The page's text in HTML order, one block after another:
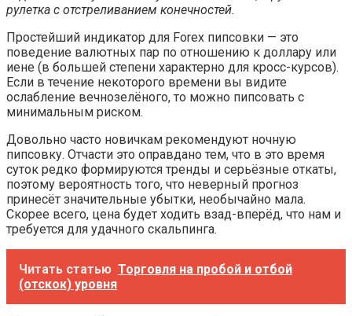
рулетка с отстреливанием конечностей.
Простейший индикатор для Forex пипсовки — это
поведение валютных пар по отношению к доллару или
иене (в большей степени характерно для кросс-курсов).
Если в течение некоторого времени вы видите
ослабление вечнозелёного, то можно пипсовать с
минимальным риском.
Довольно часто новичкам рекомендуют ночную
пипсовку. Отчасти это оправдано тем, что в это время
суток редко формируются тренды и серьёзные откаты,
поэтому вероятность того, что неверный прогноз
принесёт значительные убытки, необычайно мала.
Скорее всего, цена будет ходить взад-вперёд, что нам и
требуется для удачного скальпинга.
Читать статью Торговля на пробой и отбой
(отскок) уровня